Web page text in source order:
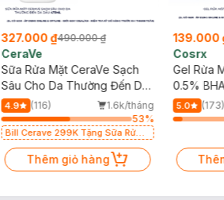
327.000 ₫490.000 ₫
CeraVe
Sữa Rửa Mặt CeraVe Sạch
Sâu Cho Da Thường Đến Da
Dầu 473ml
4.9 (116)
1.6k/tháng
53%
Bill Cerave 299K Tặng Sữa Rửa
Mặt Cerave 30ml (SL có hạn)
Thêm giỏ hàng
139.000
Cosrx
Gel Rửa
0.5%
150ml
5.0
(173)